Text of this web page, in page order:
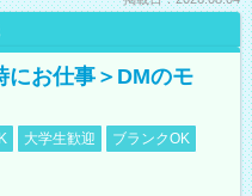
にお仕事＞DMのモ
大学生歓迎
ブランクOK